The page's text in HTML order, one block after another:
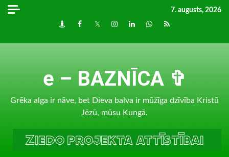
Skip
7. augusts, 2026
DraugiemFacebook
TwitterInstagram
LinkedInwhatsapp
RSS
e – BAZNĪCA ✞
Grēka alga ir nāve, bet Dieva balva ir mūžīga dzīvība Kristū
Jēzū, mūsu Kungā.